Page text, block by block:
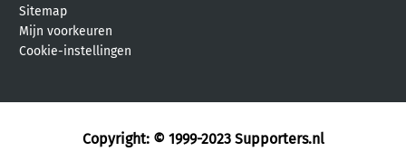
Sitemap
Mijn voorkeuren
Cookie-instellingen
Copyright: © 1999-2023 Supporters.nl